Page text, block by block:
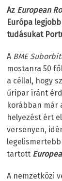
Az European
Európa
tudásukat
A BME
mostanra 50
a céllal, hogy
űripar iránt
korábban már
helyezést ért
versenyen,
tartott
A nemzetközi